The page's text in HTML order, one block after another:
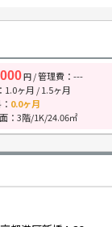
円/ 管理費：---
1.0ヶ月 /1.5ヶ月
0.0ヶ月
：3階/1K/24.06㎡